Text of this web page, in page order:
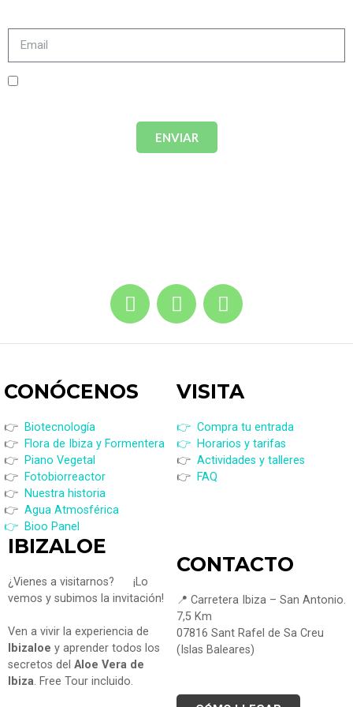
ENVIAR
CONÓCENOS
👉 Biotecnología
👉 Flora de Ibiza y Formentera
👉 Piano Vegetal
👉 Fotobiorreactor
👉 Nuestra historia
👉 Agua Atmosférica
👉 Bioo Panel
VISITA
👉 Compra tu entrada
👉 Horarios y tarifas
👉 Actividades y talleres
👉 FAQ
IBIZALOE
¿Vienes a visitarnos?
¡Lo
vemos y subimos la invitación!
Ven a vivir la experiencia de
Ibizaloe y aprender todos los
secretos del Aloe Vera de
Ibiza. Free Tour incluido.
CONTACTO
📍 Carretera Ibiza – San Antonio.
7,5 Km
07816 Sant Rafel de Sa Creu
(Islas Baleares)